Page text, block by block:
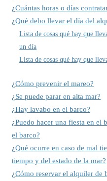
¿Cuántas horas o días
¿Qué debo llevar el día del
Lista de cosas qué hay que
un día
Lista de cosas qué hay que
¿Cómo prevenir el mareo?
¿Se puede parar en alta mar?
¿Hay lavabo en el barco?
¿Puedo hacer una fiesta en el
el barco?
¿Qué ocurre en caso de mal
tiempo y del estado de la mar?
¿Cómo reservar el alquiler de